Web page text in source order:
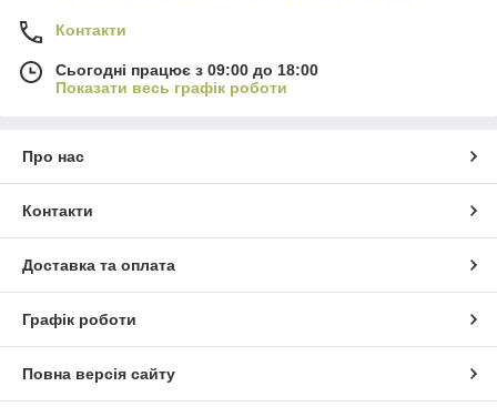
Контакти
Сьогодні працює з 09:00 до 18:00
Показати весь графік роботи
Про нас
Контакти
Доставка та оплата
Графік роботи
Повна версія сайту